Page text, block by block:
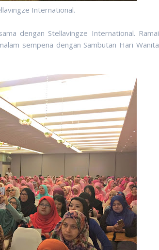
International.
dengan Stellavingze International. Ramai
sempena dengan Sambutan Hari Wanita